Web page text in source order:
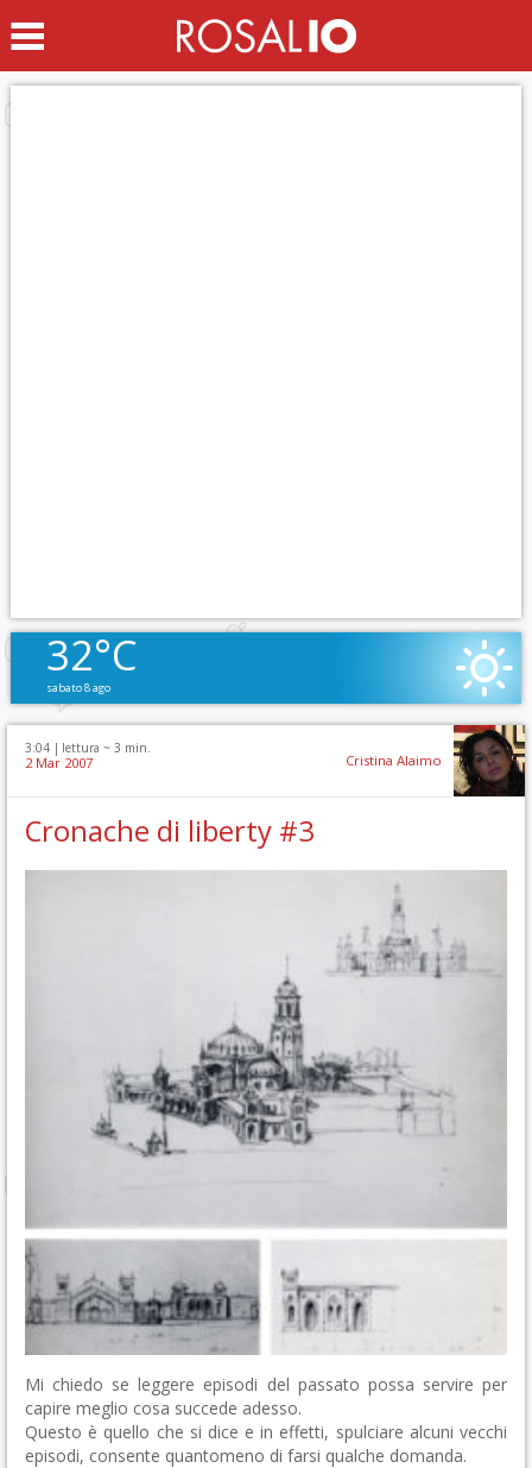
32°C
sabato 8 ago
3:04 | lettura ~ 3 min.
2 Mar 2007 Cristina Alaimo
Cronache di liberty #3
Mi chiedo se leggere episodi del passato possa servire per
capire meglio cosa succede adesso.
Questo è quello che si dice e in effetti, spulciare alcuni vecchi
episodi, consente quantomeno di farsi qualche domanda.